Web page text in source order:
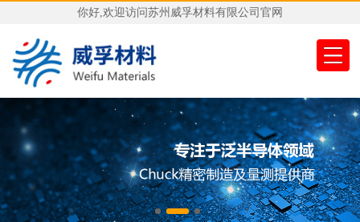
你好,欢迎访问苏州威孚材料有限公司官网